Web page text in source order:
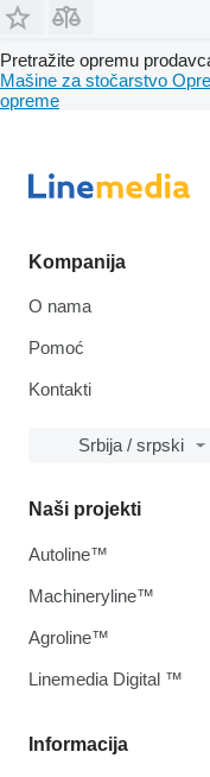
Pretražite opremu
Mašine za stočarstvo
opreme
Kompanija
O nama
Pomoć
Kontakti
Srbija / srpski
Informacija
Naši projekti
Autoline™
Machineryline™
Agroline™
Linemedia Digital ™